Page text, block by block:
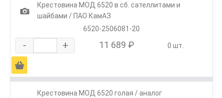
1
Крестовина МОД 6520 в сб. сателлитами и
шайбами / ПАО КамАЗ
6520-2506081-20
- + 11 689 ₽ 0 шт.
Ä
Крестовина МОД 6520 голая / аналог